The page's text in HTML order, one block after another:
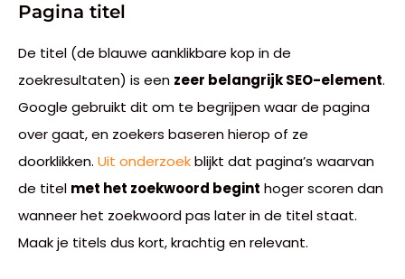
Pagina titel
De titel (de blauwe aanklikbare kop in de
zoekresultaten) is een zeer belangrijk SEO-element.
Google gebruikt dit om te begrijpen waar de pagina
over gaat, en zoekers baseren hierop of ze
doorklikken. Uit onderzoekblijkt dat pagina’s waarvan
de titel met het zoekwoord begint hoger scoren dan
wanneer het zoekwoord pas later in de titel staat.
Maak je titels dus kort, krachtig en relevant.